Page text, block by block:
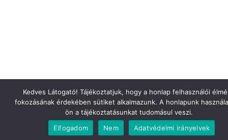
Kedves Látogató! Tájékoztatjuk, hogy a honlap felhasználói
fokozásának érdekében sütiket alkalmazunk. A honlapunk
ön a tájékoztatásunkat tudomásul veszi.
Elfogadom
Nem Adatvédelmi irányelvek